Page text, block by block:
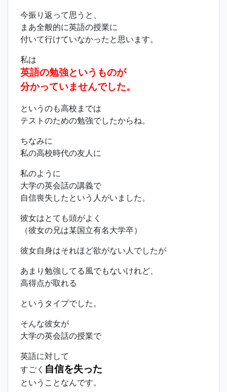
今振り返って思うと、
まあ全般的に英語の授業に
付いて行けていなかったと思います。
私は
英語の勉強というものが
分かっていませんでした。
というのも高校までは
テストのための勉強でしたからね。
ちなみに
私の高校時代の友人に
私のように
大学の英会話の講義で
自信喪失したという人がいました。
彼女はとても頭がよく
（彼女の兄は某国立有名大学卒）
彼女自身はそれほど欲がない人でしたが
あまり勉強してる風でもないけれど、
高得点が取れる
というタイプでした。
そんな彼女が
大学の英会話の授業で
英語に対して
すごく 自信を失った
ということなんです。